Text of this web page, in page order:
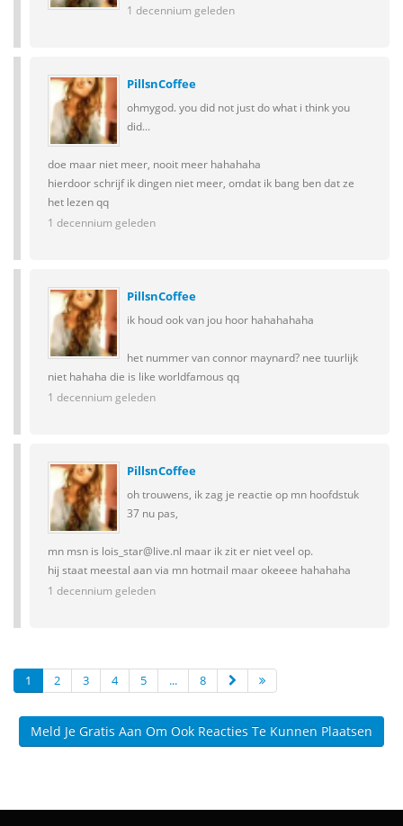
1 decennium geleden
PillsnCoffee
ohmygod. you did not just do what i think you
did...
doe maar niet meer, nooit meer hahahaha
hierdoor schrijf ik dingen niet meer, omdat ik bang ben dat ze
het lezen qq
1 decennium geleden
PillsnCoffee
ik houd ook van jou hoor hahahahaha
het nummer van connor maynard? nee tuurlijk
niet hahaha die is like worldfamous qq
1 decennium geleden
PillsnCoffee
oh trouwens, ik zag je reactie op mn hoofdstuk
37 nu pas,
mn msn is lois_star@live.nl maar ik zit er niet veel op.
hij staat meestal aan via mn hotmail maar okeeee hahahaha
1 decennium geleden
1 2 3 4 5 ... 8
Meld Je Gratis Aan Om Ook Reacties Te Kunnen Plaatsen